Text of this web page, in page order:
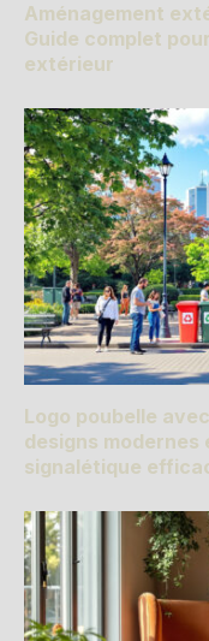
Aménagement
Guide complet
extérieur
Logo poubelle
designs
signalétique